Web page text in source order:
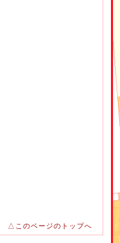
△このページのトップへ